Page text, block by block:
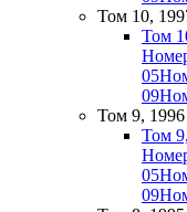
Том 10,
Том
05
09
Том 9, 1996
Том
05
09